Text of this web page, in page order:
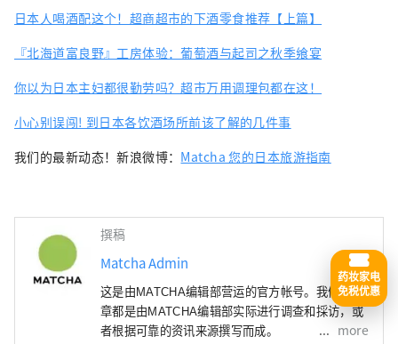
日本人喝酒配这个！超商超市的下酒零食推荐【上篇】
『北海道富良野』工房体验：葡萄酒与起司之秋季飨宴
你以为日本主妇都很勤劳吗？超市万用调理包都在这！
小心别误闯! 到日本各饮酒场所前该了解的几件事
我们的最新动态！新浪微博： Matcha 您的日本旅游指南
撰稿
Matcha Admin
这是由MATCHA编辑部营运的官方帐号。我们的文
章都是由MATCHA编辑部实际进行调查和採访，或
者根据可靠的资讯来源撰写而成。
more
药妆家电
免税优惠